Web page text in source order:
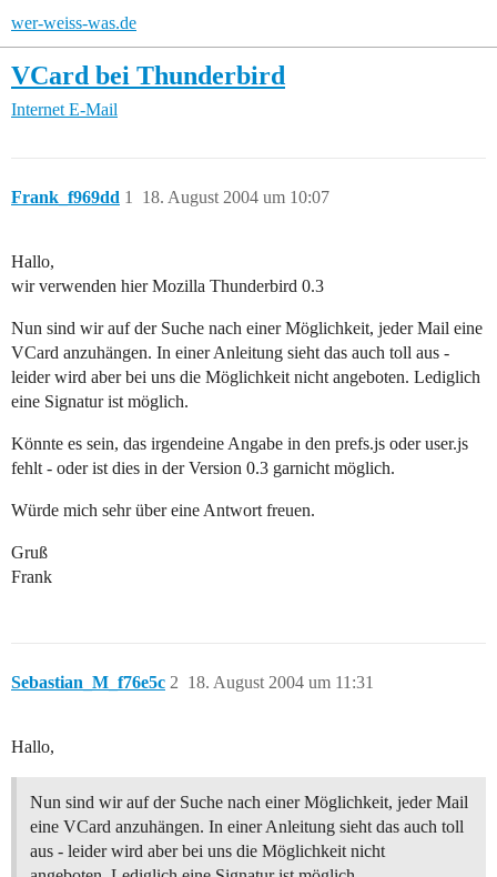
wer-weiss-was.de
VCard bei Thunderbird
Internet E-Mail
Frank_f969dd 18. August 2004 um 10:07
1
Hallo,
wir verwenden hier Mozilla Thunderbird 0.3
Nun sind wir auf der Suche nach einer Möglichkeit, jeder Mail eine
VCard anzuhängen. In einer Anleitung sieht das auch toll aus -
leider wird aber bei uns die Möglichkeit nicht angeboten. Lediglich
eine Signatur ist möglich.
Könnte es sein, das irgendeine Angabe in den prefs.js oder user.js
fehlt - oder ist dies in der Version 0.3 garnicht möglich.
Würde mich sehr über eine Antwort freuen.
Gruß
Frank
Sebastian_M_f76e5c 18. August 2004 um 11:31
2
Hallo,
Nun sind wir auf der Suche nach einer Möglichkeit, jeder Mail
eine VCard anzuhängen. In einer Anleitung sieht das auch toll
aus - leider wird aber bei uns die Möglichkeit nicht